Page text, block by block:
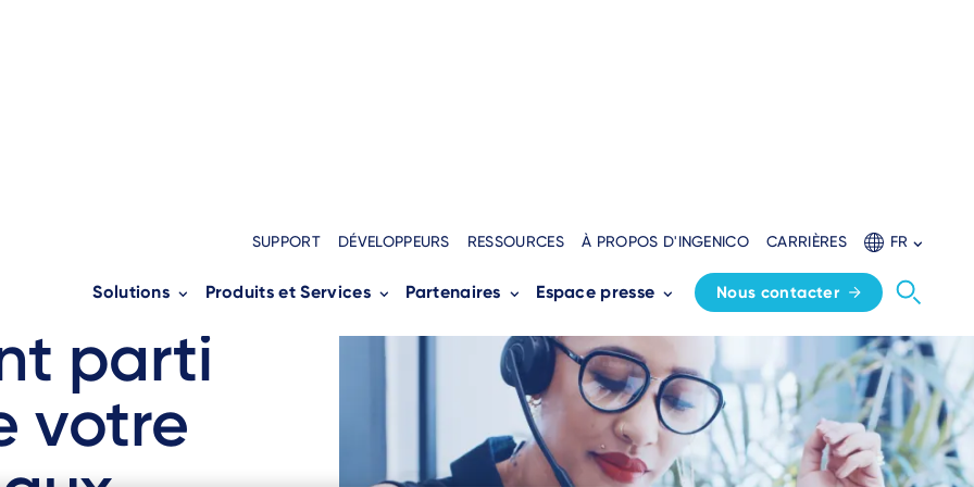
SUPPORT DÉVELOPPEURS RESSOURCES À PROPOS D'INGENICO CARRIÈRES FR
Solutions Produits et Services Partenaires Espace presse Nous contacter
parti
votre